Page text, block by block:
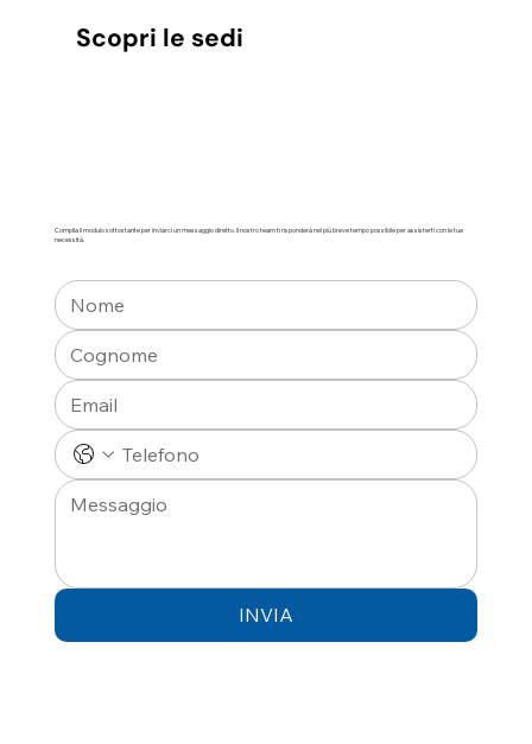
Scopri le sedi
Compila il modulo sottostante per inviarci un messaggio diretto. Il nostro team ti risponderà nel più breve tempo possibile per assisterti con le tue
necessità.
INVIA